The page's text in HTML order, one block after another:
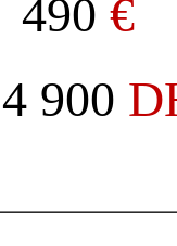
490 €
4 900